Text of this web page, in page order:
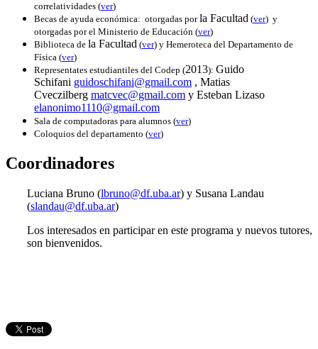
correlatividades (ver)
Becas de ayuda económica: otorgadas porla Facultad (ver) y
otorgadas por el Ministerio de Educación (ver)
Biblioteca de la Facultad (ver) y Hemeroteca del Departamento de
Física (ver)
Representates estudiantiles del Codep (2013): Guido
Schifani guidoschifani@gmail.com , Matias
Cveczilberg matcvec@gmail.com y Esteban Lizaso
elanonimo1110@gmail.com
Sala de computadoras para alumnos (ver)
Coloquios del departamento (ver)
Coordinadores
Luciana Bruno (lbruno@df.uba.ar) y Susana Landau
(slandau@df.uba.ar)
Los interesados en participar en este programa y nuevos tutores,
son bienvenidos.